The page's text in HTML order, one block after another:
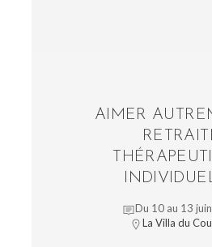
AIMER
Du 10 au 13
La Villa du